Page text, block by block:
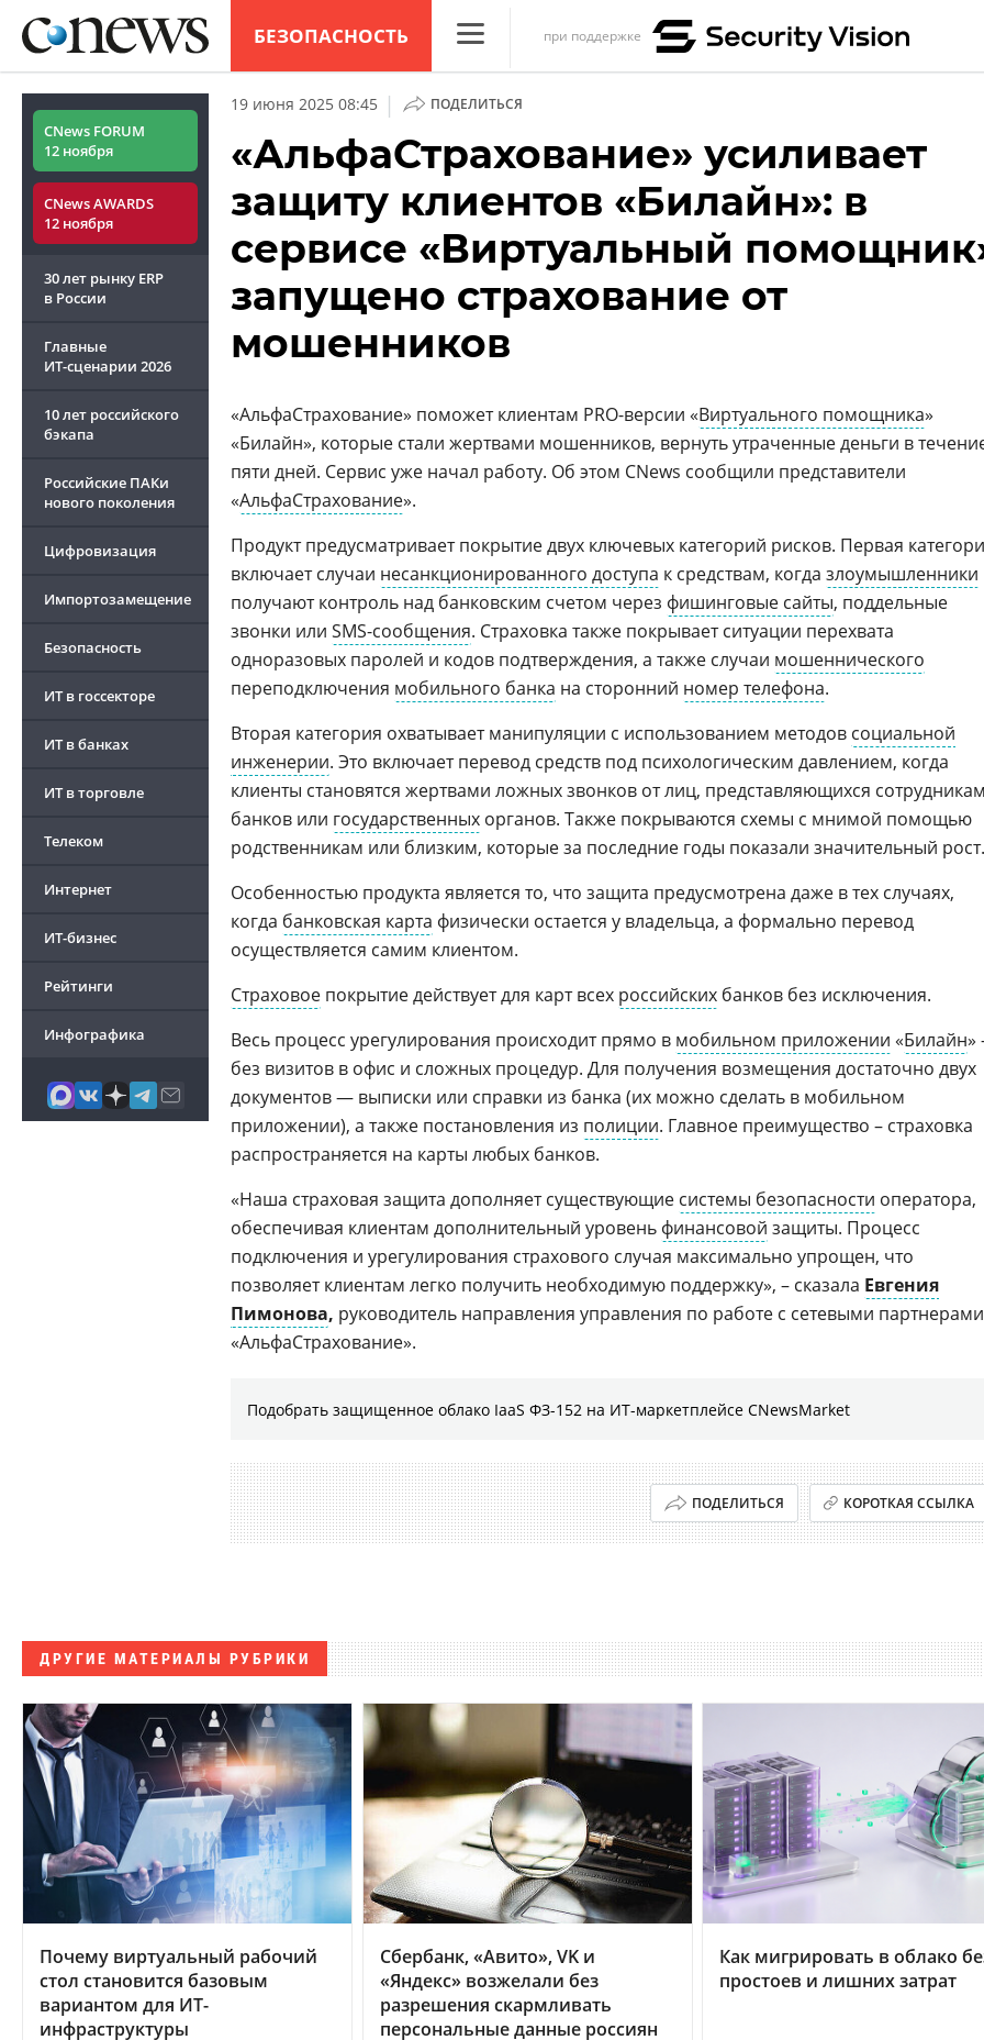
БЕЗОПАСНОСТЬ
Конференции
Маркет
Техника
ТВ
при поддержке
CNews FORUM
12 ноября
CNews AWARDS
12 ноября
30 лет рынку ERP
в России
Главные
ИТ-сценарии 2026
10 лет российского
бэкапа
Российские ПАКи
нового поколения
Цифровизация
Импортозамещение
Безопасность
ИТ в госсекторе
ИТ в банках
ИТ в торговле
Телеком
Интернет
ИТ-бизнес
Рейтинги
Инфографика
19 июня 2025 08:45 | ПОДЕЛИТЬСЯ
«АльфаСтрахование» усиливает
защиту клиентов «Билайн»: в
сервисе «Виртуальный
запущено страхование от
мошенников
«АльфаСтрахование» поможет клиентам PRO-версии «Виртуального помощника»
«Билайн», которые стали жертвами мошенников, вернуть утраченные деньги в
пяти дней. Сервис уже начал работу. Об этом CNews сообщили представители
«АльфаСтрахование».
Продукт предусматривает покрытие двух ключевых категорий рисков. Первая
включает случаи несанкционированного доступа к средствам, когда злоумышленники
получают контроль над банковским счетом через фишинговые сайты, поддельные
звонки или SMS-сообщения. Страховка также покрывает ситуации перехвата
одноразовых паролей и кодов подтверждения, а также случаи мошеннического
переподключения мобильного банка на сторонний номер телефона.
Вторая категория охватывает манипуляции с использованием методов социальной
инженерии. Это включает перевод средств под психологическим давлением, когда
клиенты становятся жертвами ложных звонков от лиц, представляющихся
банков или государственных органов. Также покрываются схемы с мнимой помощью
родственникам или близким, которые за последние годы показали значительный рост.
Особенностью продукта является то, что защита предусмотрена даже в тех случаях,
когда банковская карта физически остается у владельца, а формально перевод
осуществляется самим клиентом.
Страховое покрытие действует для карт всех российских банков без исключения.
Весь процесс урегулирования происходит прямо в мобильном приложении «Билайн»
без визитов в офис и сложных процедур. Для получения возмещения достаточно двух
документов — выписки или справки из банка (их можно сделать в мобильном
приложении), а также постановления из полиции. Главное преимущество – страховка
распространяется на карты любых банков.
«Наша страховая защита дополняет существующие системы безопасности оператора,
обеспечивая клиентам дополнительный уровень финансовой защиты. Процесс
подключения и урегулирования страхового случая максимально упрощен, что
позволяет клиентам легко получить необходимую поддержку», – сказала Евгения
Пимонова, руководитель направления управления по работе с сетевыми партнерами
«АльфаСтрахование».
Подобрать защищенное облако IaaS ФЗ-152 на ИТ-маркетплейсе CNewsMarket
ПОДЕЛИТЬСЯ КОРОТКАЯ ССЫЛКА
ДРУГИЕ МАТЕРИАЛЫ РУБРИКИ
Почему виртуальный рабочий
стол становится базовым
вариантом для ИТ-
инфраструктуры
Сбербанк, «Авито», VK и
«Яндекс» возжелали без
разрешения скармливать
персональные данные россиян
Как мигрировать в облако
простоев и лишних затрат